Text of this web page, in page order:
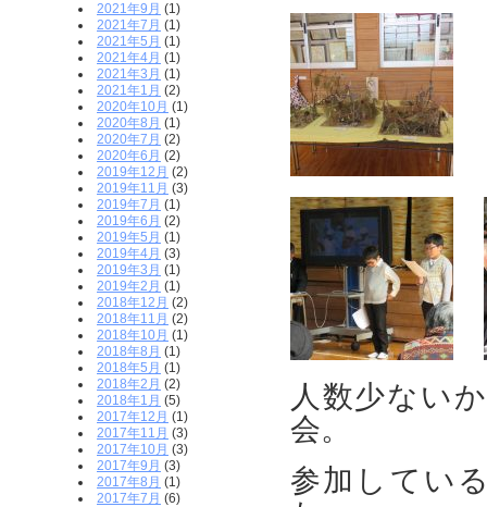
2021年9月 (1)
2021年7月 (1)
2021年5月 (1)
2021年4月 (1)
2021年3月 (1)
2021年1月 (2)
2020年10月 (1)
2020年8月 (1)
2020年7月 (2)
2020年6月 (2)
2019年12月 (2)
2019年11月 (3)
2019年7月 (1)
2019年6月 (2)
2019年5月 (1)
2019年4月 (3)
2019年3月 (1)
2019年2月 (1)
2018年12月 (2)
2018年11月 (2)
2018年10月 (1)
2018年8月 (1)
2018年5月 (1)
2018年2月 (2)
2018年1月 (5)
2017年12月 (1)
2017年11月 (3)
2017年10月 (3)
2017年9月 (3)
2017年8月 (1)
2017年7月 (6)
人数少ない
会。
参加してい